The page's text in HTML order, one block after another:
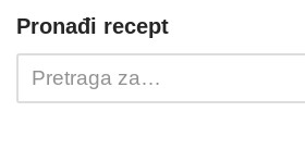
Pronađi recept